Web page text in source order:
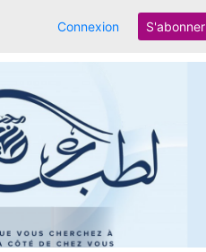
Connexion S'abonner